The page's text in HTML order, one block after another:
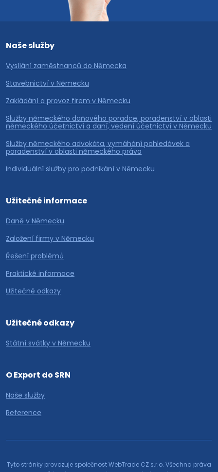
Naše služby
Vysílání zaměstnanců do Německa
Stavebnictví v Německu
Zakládání a provoz firem v Německu
Služby německého daňového poradce, poradenství v oblasti
německého účetnictví a daní, vedení účetnictví v Německu
Služby německého advokáta, vymáhání pohledávek a
poradenství v oblasti německého práva
Individuální služby pro podnikání v Německu
Užitečné informace
Daně v Německu
Založení firmy v Německu
Řešení problémů
Praktické informace
Užitečné odkazy
Užitečné odkazy
Státní svátky v Německu
O Export do SRN
Naše služby
Reference
Tyto stránky provozuje společnost WebTrade CZ s.r.o. Všechna práva